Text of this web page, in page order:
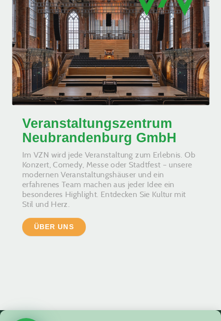
Veranstaltungszentrum
Neubrandenburg GmbH
Im VZN wird jede Veranstaltung zum Erlebnis. Ob
Konzert, Comedy, Messe oder Stadtfest – unsere
modernen Veranstaltungshäuser und ein
erfahrenes Team machen aus jeder Idee ein
besonderes Highlight. Entdecken Sie Kultur mit
Stil und Herz.
ÜBER UNS